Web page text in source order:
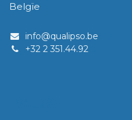
Belgïe
info@qualipso.be
​+32 2 351.44.92